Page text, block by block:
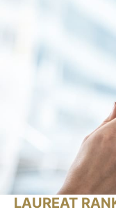
LAUREAT